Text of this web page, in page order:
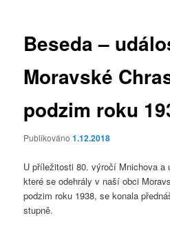
Beseda –
Moravské
podzim roku
Publikováno1.12.2018
U příležitosti 80. výročí Mnichova
které se odehrály v naší obci
podzim roku 1938, se konala
stupně.